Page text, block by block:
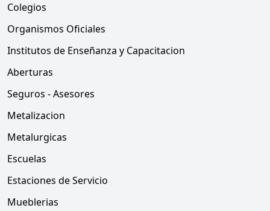
Colegios
Organismos Oficiales
Institutos de Enseñanza y Capacitacion
Aberturas
Seguros - Asesores
Metalizacion
Metalurgicas
Escuelas
Estaciones de Servicio
Mueblerias